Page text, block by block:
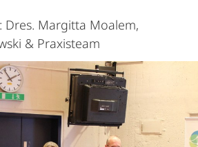
Dres. Margitta Moalem,
& Praxisteam